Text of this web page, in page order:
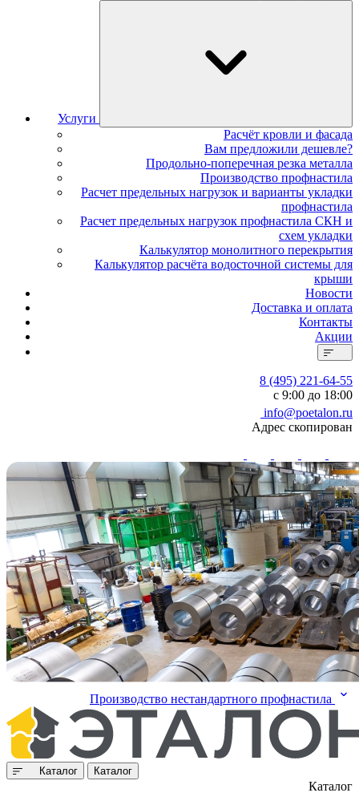
Услуги
Расчёт кровли и фасада
Вам предложили дешевле?
Продольно-поперечная резка металла
Производство профнастила
Расчет предельных нагрузок и варианты укладки
профнастила
Расчет предельных нагрузок профнастила СКН и
схем укладки
Калькулятор монолитного перекрытия
Калькулятор расчёта водосточной системы для
крыши
Новости
Доставка и оплата
Контакты
Акции
8 (495) 221-64-55
с 9:00 до 18:00
info@poetalon.ru
Адрес скопирован
Производство нестандартного профнастила
Каталог Каталог
Каталог